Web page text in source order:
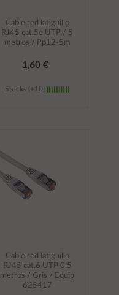
Cable red latiguillo
RJ45 cat.5e UTP / 5
metros / Pp12-5m
1,60 €
Stocks (+10)
Cable red latiguillo
RJ45 cat.6 UTP 0.5
metros / Gris / Equip
625417